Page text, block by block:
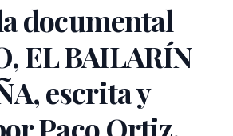
documental
EL BAILARÍN
escrita y
Paco Ortiz,